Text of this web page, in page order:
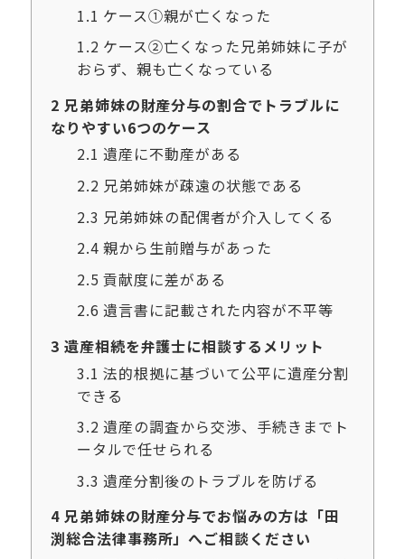
1.1 ケース①親が亡くなった
1.2 ケース②亡くなった兄弟姉妹に子が
おらず、親も亡くなっている
2 兄弟姉妹の財産分与の割合でトラブルに
なりやすい6つのケース
2.1 遺産に不動産がある
2.2 兄弟姉妹が疎遠の状態である
2.3 兄弟姉妹の配偶者が介入してくる
2.4 親から生前贈与があった
2.5 貢献度に差がある
2.6 遺言書に記載された内容が不平等
3 遺産相続を弁護士に相談するメリット
3.1 法的根拠に基づいて公平に遺産分割
できる
3.2 遺産の調査から交渉、手続きまでト
ータルで任せられる
3.3 遺産分割後のトラブルを防げる
4兄弟姉妹の財産分与でお悩みの方は「田
渕総合法律事務所」へご相談ください